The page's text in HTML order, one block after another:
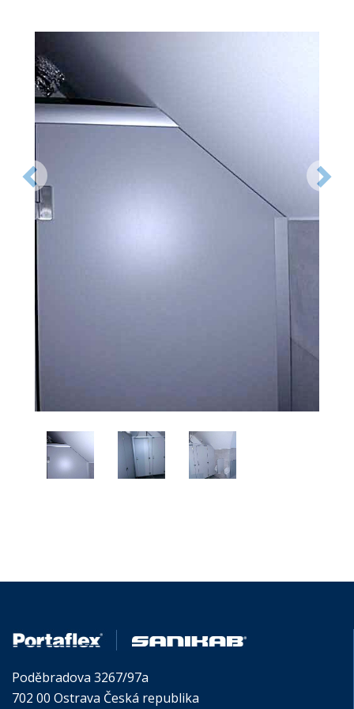
Poděbradova 3267/97a
702 00 Ostrava Česká republika